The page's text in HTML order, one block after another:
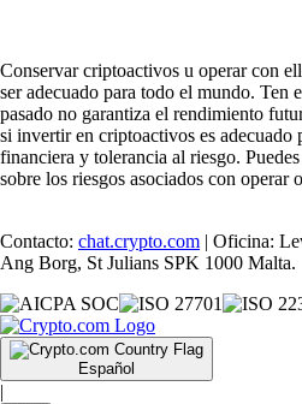
Conservar criptoactivos u operar con
ser adecuado para todo el mundo. Ten
pasado no garantiza el rendimiento
si invertir en criptoactivos es adecuado
financiera y tolerancia al riesgo.
sobre los riesgos asociados con operar
Contacto: chat.crypto.com | Oficina:
Ang Borg, St Julians SPK 1000 Malta.
Español
|